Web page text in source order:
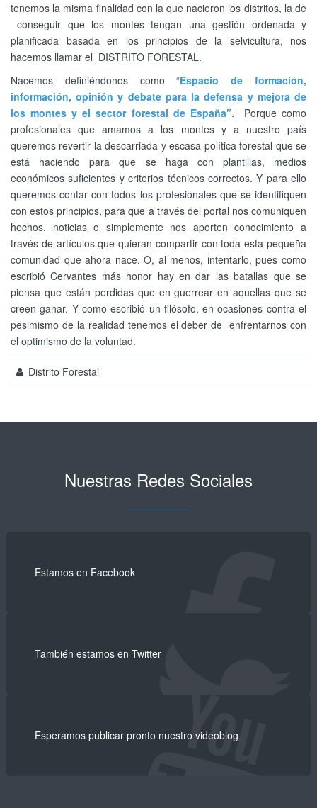
tenemos la misma finalidad con la que nacieron los distritos, la de
conseguir que los montes tengan una gestión ordenada y
planificada basada en los principios de la selvicultura, nos
hacemos llamar el DISTRITO FORESTAL.
Nacemos definiéndonos como “Espacio de formación,
información, opinión y debate para la defensa y mejora de
los montes y el sector forestal de España”. Porque como
profesionales que amamos a los montes y a nuestro país
queremos revertir la descarriada y escasa política forestal que se
está haciendo para que se haga con plantillas, medios
económicos suficientes y criterios técnicos correctos. Y para ello
queremos contar con todos los profesionales que se identifiquen
con estos principios, para que a través del portal nos comuniquen
hechos, noticias o simplemente nos aporten conocimiento a
través de artículos que quieran compartir con toda esta pequeña
comunidad que ahora nace. O, al menos, intentarlo, pues como
escribió Cervantes más honor hay en dar las batallas que se
piensa que están perdidas que en guerrear en aquellas que se
creen ganar. Y como escribió un filósofo, en ocasiones contra el
pesimismo de la realidad tenemos el deber de enfrentarnos con
el optimismo de la voluntad.
Distrito Forestal
Nuestras Redes Sociales
Estamos en Facebook
También estamos en Twitter
Esperamos publicar pronto nuestro videoblog